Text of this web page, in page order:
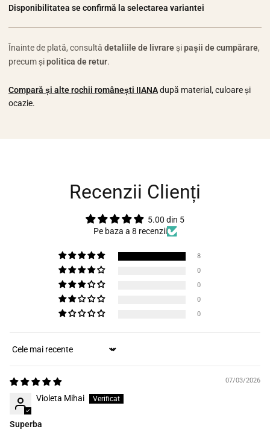
Disponibilitatea se confirmă la selectarea variantei
Înainte de plată, consultă detaliile de livrare șipașii de cumpărare,
precum șipolitica de retur.
Compară și alte rochii românești IIANAdupă material, culoare și
ocazie.
Recenzii Clienți
5.00 din 5
Pe baza a 8 recenzii
8
0
0
0
0
Sort by
07/03/2026
Violeta Mihai
Superba